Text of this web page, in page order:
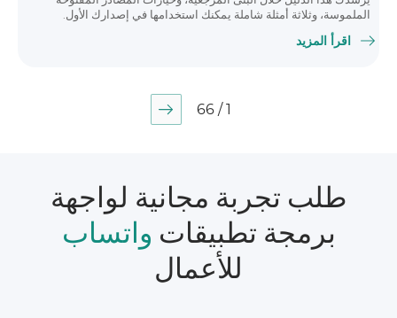
الملموسة، وثلاثة أمثلة شاملة يمكنك استخدامها في إصدارك الأول.
اقرأ المزيد
1 / 66
طلب تجربة مجانية لواجهة
برمجة تطبيقات واتساب
للأعمال